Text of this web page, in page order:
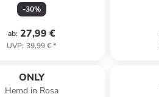
-30%
ab: 27,99 €
UVP: 39,99 €*
ONLY
Hemd in Rosa